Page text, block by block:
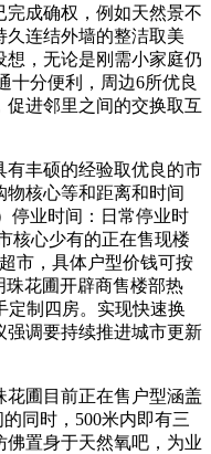
成确权，例如天然景不
久连结外墙的整洁取美
，无论是刚需小家庭仍
十分便利，周边6所优良
进邻里之间的交换取互
丰硕的经验取优良的市
核心等和距离和时间
停业时间：日常停业时
核心少有的正在售现楼
市，具体户型价钱可按
珠花圃开辟商售楼部热
定制四房。实现快速换
强调要持续推进城市更新
圃目前正在售户型涵盖
同时，500米内即有三
佛置身于天然氧吧，为业